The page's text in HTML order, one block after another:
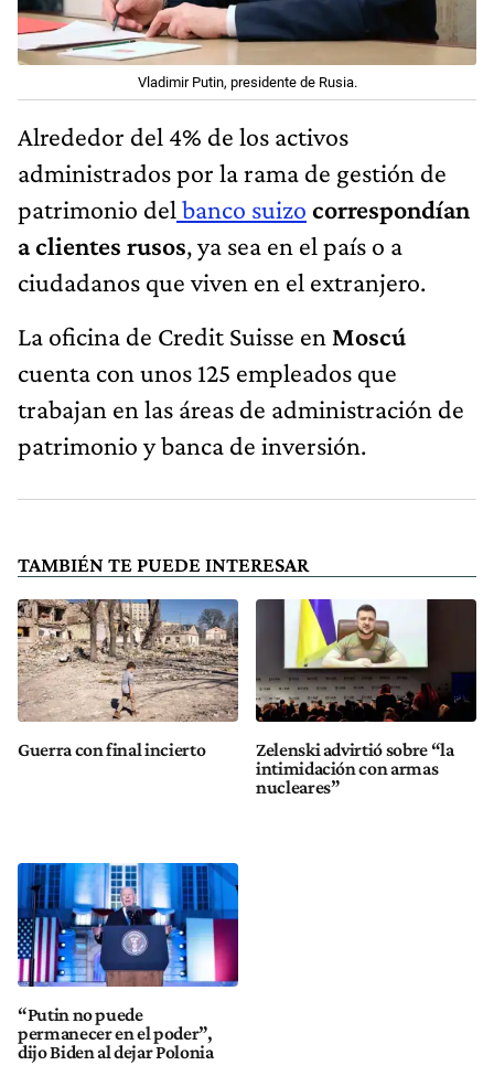
Vladimir Putin, presidente de Rusia.
Alrededor del 4% de los activos
administrados por la rama de gestión de
patrimonio del banco suizo correspondían
a clientes rusos, ya sea en el país o a
ciudadanos que viven en el extranjero.
La oficina de Credit Suisse en Moscú
cuenta con unos 125 empleados que
trabajan en las áreas de administración de
patrimonio y banca de inversión.
TAMBIÉN TE PUEDE INTERESAR
Guerra con final incierto
Zelenski advirtió sobre “la
intimidación con armas
nucleares”
“Putin no puede
permanecer en el poder”,
dijo Biden al dejar Polonia